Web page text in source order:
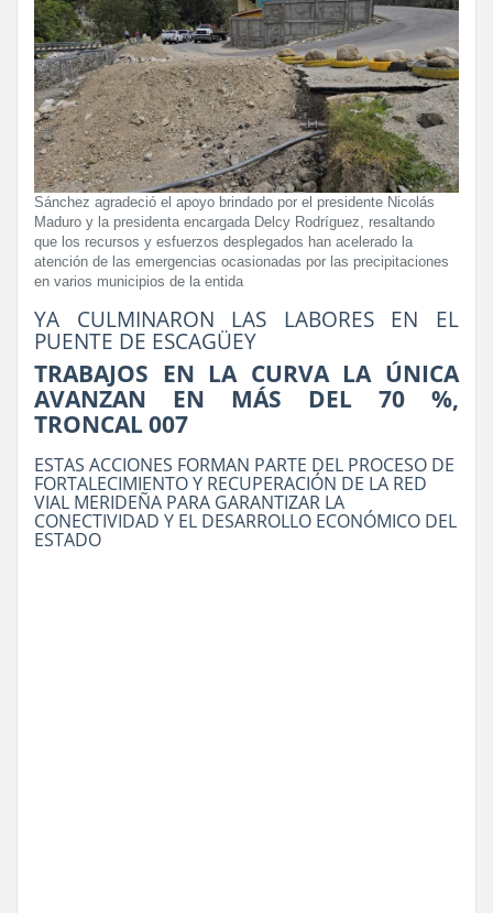
Sánchez agradeció el apoyo brindado por el presidente Nicolás
Maduro y la presidenta encargada Delcy Rodríguez, resaltando
que los recursos y esfuerzos desplegados han acelerado la
atención de las emergencias ocasionadas por las precipitaciones
en varios municipios de la entida
YA CULMINARON LAS LABORES EN EL
PUENTE DE ESCAGÜEY
TRABAJOS EN LA CURVA LA ÚNICA
AVANZAN EN MÁS DEL 70 %,
TRONCAL 007
ESTAS ACCIONES FORMAN PARTE DEL PROCESO DE
FORTALECIMIENTO Y RECUPERACIÓN DE LA RED
VIAL MERIDEÑA PARA GARANTIZAR LA
CONECTIVIDAD Y EL DESARROLLO ECONÓMICO DEL
ESTADO